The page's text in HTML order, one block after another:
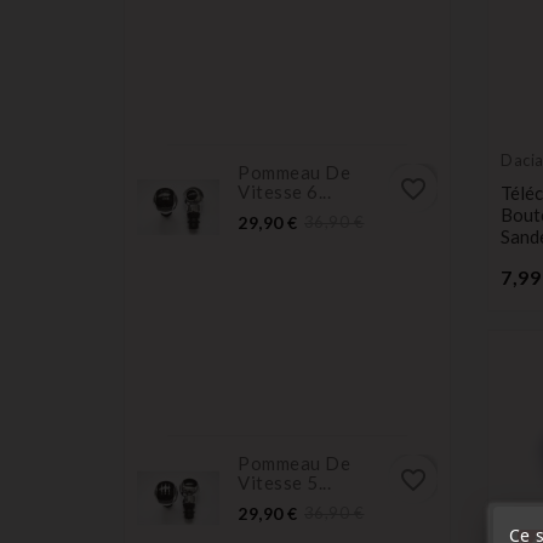
Pommeau De
Vitesse 6...
Prix
29,90 €
Pommeau De
Vitesse 5...
Prix
29,90 €
Dacia
7,99
Ce